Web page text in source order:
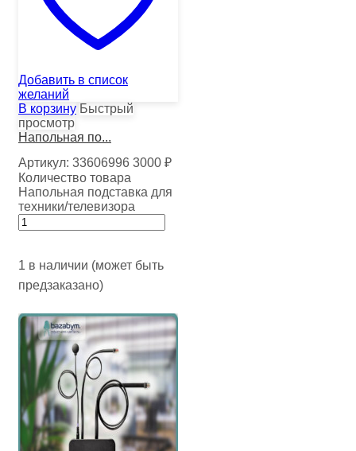
Добавить в список
желаний
В корзину Быстрый
просмотр
Напольная по...
Артикул: 33606996 3000 ₽
Количество товара
Напольная подставка для
техники/телевизора
1 в наличии (может быть
предзаказано)